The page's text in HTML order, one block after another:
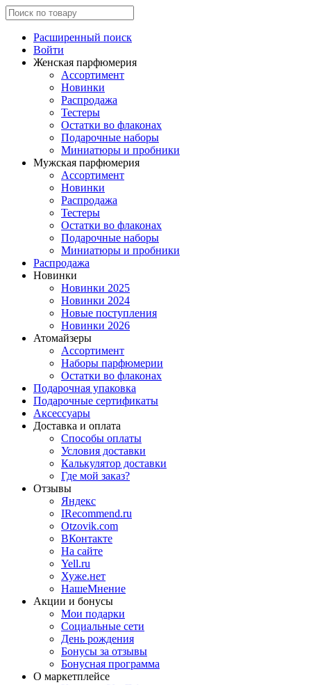
Расширенный поиск
Войти
Женская парфюмерия
Ассортимент
Новинки
Распродажа
Тестеры
Остатки во флаконах
Подарочные наборы
Миниатюры и пробники
Мужская парфюмерия
Ассортимент
Новинки
Распродажа
Тестеры
Остатки во флаконах
Подарочные наборы
Миниатюры и пробники
Распродажа
Новинки
Новинки 2025
Новинки 2024
Новые поступления
Новинки 2026
Атомайзеры
Ассортимент
Наборы парфюмерии
Остатки во флаконах
Подарочная упаковка
Подарочные сертификаты
Аксессуары
Доставка и оплата
Способы оплаты
Условия доставки
Калькулятор доставки
Где мой заказ?
Отзывы
Яндекс
IRecommend.ru
Otzovik.com
ВКонтакте
На сайте
Yell.ru
Хуже.нет
НашеМнение
Акции и бонусы
Мои подарки
Социальные сети
День рождения
Бонусы за отзывы
Бонусная программа
О маркетплейсе